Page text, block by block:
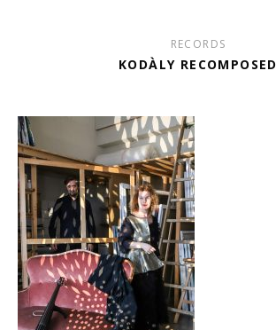
RECORDS
KODÀLY RECOMPOSED